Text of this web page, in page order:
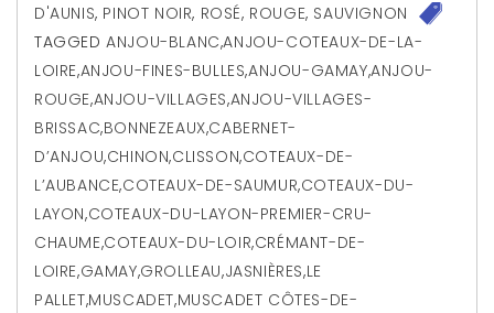
D'AUNIS, PINOT NOIR, ROSÉ, ROUGE, SAUVIGNON
TAGGEDANJOU-BLANC,ANJOU-COTEAUX-DE-LA-
LOIRE,ANJOU-FINES-BULLES,ANJOU-GAMAY,ANJOU-
ROUGE,ANJOU-VILLAGES,ANJOU-VILLAGES-
BRISSAC,BONNEZEAUX,CABERNET-
D’ANJOU,CHINON,CLISSON,COTEAUX-DE-
L’AUBANCE,COTEAUX-DE-SAUMUR,COTEAUX-DU-
LAYON,COTEAUX-DU-LAYON-PREMIER-CRU-
CHAUME,COTEAUX-DU-LOIR,CRÉMANT-DE-
LOIRE,GAMAY,GROLLEAU,JASNIÈRES,LE
PALLET,MUSCADET,MUSCADET CÔTES-DE-